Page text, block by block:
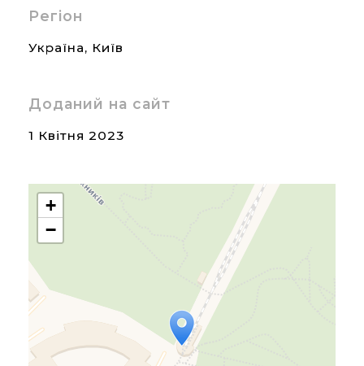
Регіон
Україна, Київ
Доданий на сайт
1 Квітня 2023
Travelers' Map is loading...
If you see this after your
page is loaded completely,
+
−